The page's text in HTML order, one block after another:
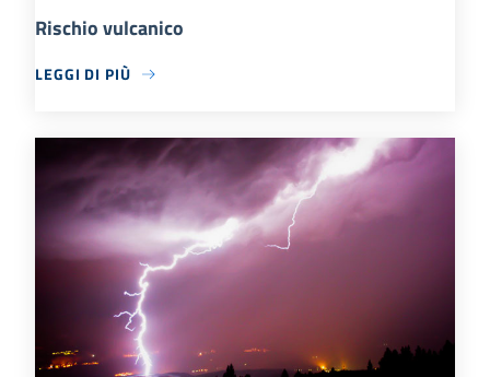
Rischio vulcanico
LEGGI DI PIÙ